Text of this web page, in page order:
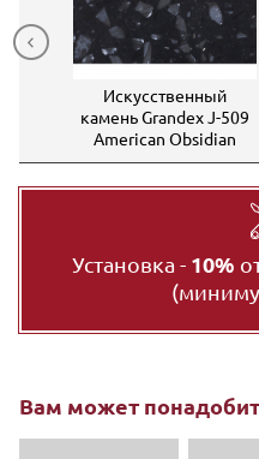
Искусственный
камень Grandex J-509
American Obsidian
Установка - 10%
Вам может